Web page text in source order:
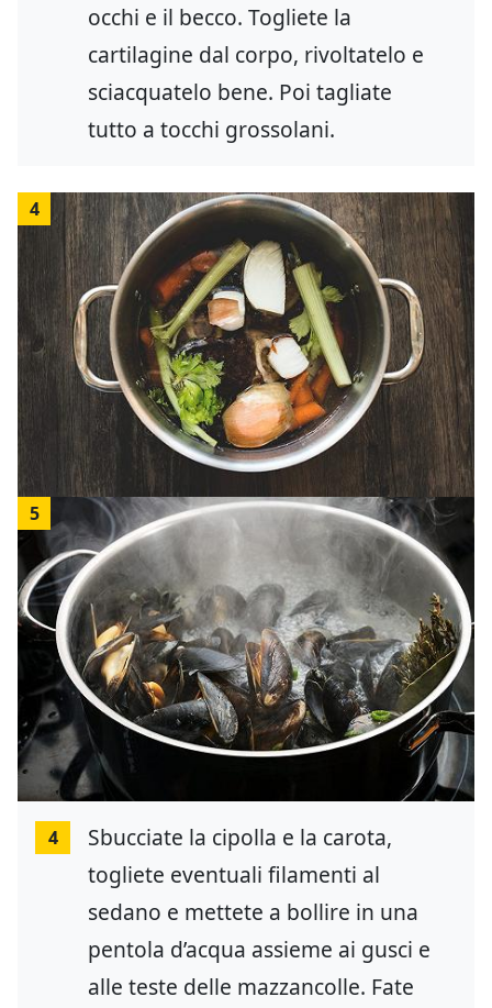
occhi e il becco. Togliete la
cartilagine dal corpo, rivoltatelo e
sciacquatelo bene. Poi tagliate
tutto a tocchi grossolani.
4
5
4
Sbucciate la cipolla e la carota,
togliete eventuali filamenti al
sedano e mettete a bollire in una
pentola d’acqua assieme ai gusci e
alle teste delle mazzancolle. Fate